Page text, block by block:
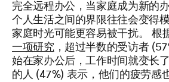
完全远程办公，当家庭成为新的
个人生活之间的界限往往会变得
家庭时光可能更容易被干扰。 根
一项研究 ，超过半数的受访者
始在家办公后，工作时间就变长
的人 (47%) 表示，他们的疲劳感